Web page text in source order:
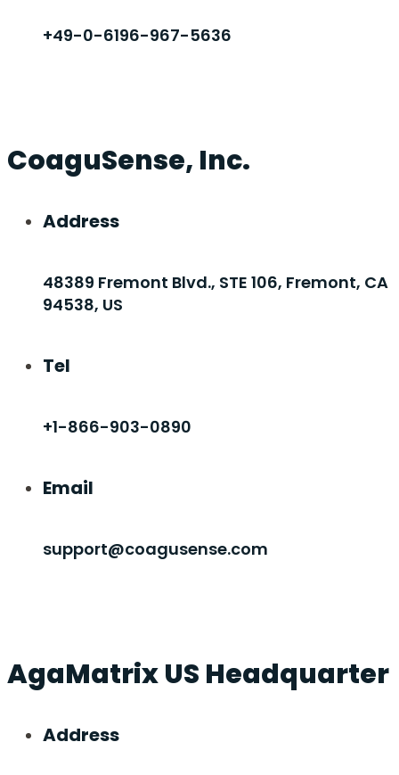
+49-0-6196-967-5636
CoaguSense, Inc.
Address
48389 Fremont Blvd., STE 106, Fremont, CA
94538, US
Tel
+1-866-903-0890
Email
support@coagusense.com
AgaMatrix US Headquarter
Address